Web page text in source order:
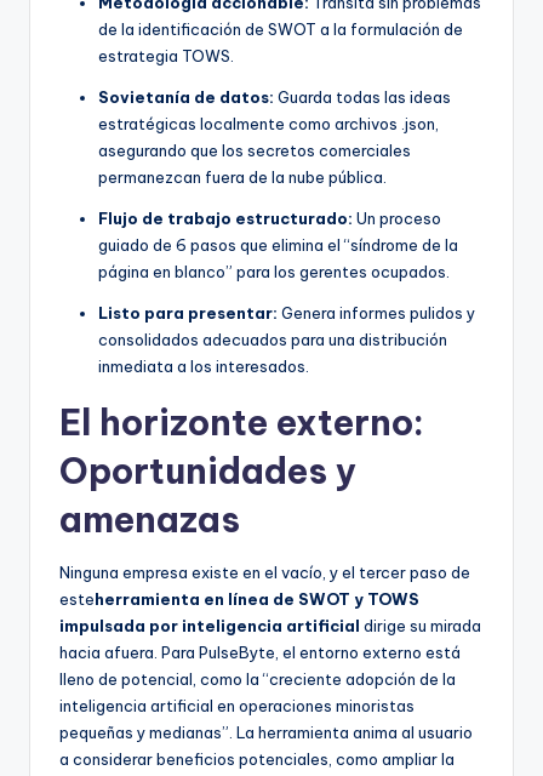
de la identificación de SWOT a la formulación de
estrategia TOWS.
Sovietanía de datos: Guarda todas las ideas
estratégicas localmente como archivos .json,
asegurando que los secretos comerciales
permanezcan fuera de la nube pública.
Flujo de trabajo estructurado: Un proceso
guiado de 6 pasos que elimina el “síndrome de la
página en blanco” para los gerentes ocupados.
Listo para presentar: Genera informes pulidos y
consolidados adecuados para una distribución
inmediata a los interesados.
El horizonte externo:
Oportunidades y
amenazas
Ninguna empresa existe en el vacío, y el tercer paso de
esteherramienta en línea de SWOT y TOWS
impulsada por inteligencia artificial dirige su mirada
hacia afuera. Para PulseByte, el entorno externo está
lleno de potencial, como la “creciente adopción de la
inteligencia artificial en operaciones minoristas
pequeñas y medianas”. La herramienta anima al usuario
a considerar beneficios potenciales, como ampliar la